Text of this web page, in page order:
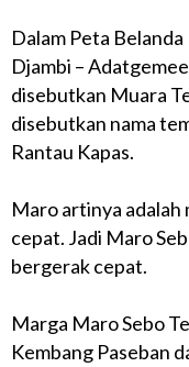
Dalam Peta
Djambi –
disebutkan Muara
disebutkan nama
Rantau Kapas.
Maro artinya adalah
cepat. Jadi Maro
bergerak cepat.
Marga Maro Sebo
Kembang Paseban